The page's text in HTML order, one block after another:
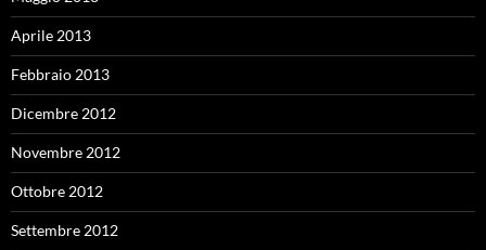
Aprile 2013
Febbraio 2013
Dicembre 2012
Novembre 2012
Ottobre 2012
Settembre 2012